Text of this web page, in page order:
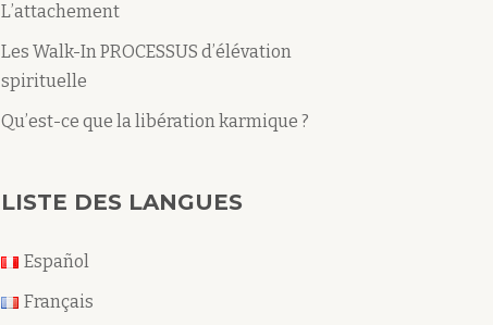
L’attachement
Les Walk-In PROCESSUS d’élévation
spirituelle
Qu’est-ce que la libération karmique ?
LISTE DES LANGUES
Español
Français